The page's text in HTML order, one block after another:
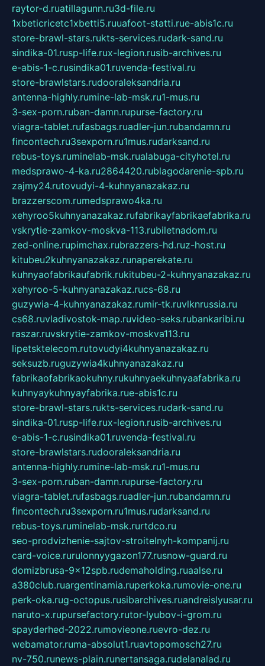
raytor-d.ruatillagunn.ru3d-file.ru
1xbeticricetc1xbetti5.ruuafoot-statti.rue-abis1c.ru
store-brawl-stars.rukts-services.rudark-sand.ru
sindika-01.rusp-life.rux-legion.rusib-archives.ru
e-abis-1-c.rusindika01.ruvenda-festival.ru
store-brawlstars.rudooraleksandria.ru
antenna-highly.rumine-lab-msk.ru1-mus.ru
3-sex-porn.ruban-damn.rupurse-factory.ru
viagra-tablet.rufasbags.ruadler-jun.rubandamn.ru
fincontech.ru3sexporn.ru1mus.rudarksand.ru
rebus-toys.ruminelab-msk.rualabuga-cityhotel.ru
medsprawo-4-ka.ru2864420.rublagodarenie-spb.ru
zajmy24.rutovudyi-4-kuhnyanazakaz.ru
brazzerscom.rumedsprawo4ka.ru
xehyroo5kuhnyanazakaz.rufabrikayfabrikaefabrika.ru
vskrytie-zamkov-moskva-113.rubiletnadom.ru
zed-online.rupimchax.rubrazzers-hd.ruz-host.ru
kitubeu2kuhnyanazakaz.runaperekate.ru
kuhnyaofabrikaufabrik.rukitubeu-2-kuhnyanazakaz.ru
xehyroo-5-kuhnyanazakaz.rucs-68.ru
guzywia-4-kuhnyanazakaz.rumir-tk.ruvlknrussia.ru
cs68.ruvladivostok-map.ruvideo-seks.rubankaribi.ru
raszar.ruvskrytie-zamkov-moskva113.ru
lipetsktelecom.rutovudyi4kuhnyanazakaz.ru
seksuzb.ruguzywia4kuhnyanazakaz.ru
fabrikaofabrikaokuhny.rukuhnyaekuhnyaafabrika.ru
kuhnyaykuhnyayfabrika.rue-abis1c.ru
store-brawl-stars.rukts-services.rudark-sand.ru
sindika-01.rusp-life.rux-legion.rusib-archives.ru
e-abis-1-c.rusindika01.ruvenda-festival.ru
store-brawlstars.rudooraleksandria.ru
antenna-highly.rumine-lab-msk.ru1-mus.ru
3-sex-porn.ruban-damn.rupurse-factory.ru
viagra-tablet.rufasbags.ruadler-jun.rubandamn.ru
fincontech.ru3sexporn.ru1mus.rudarksand.ru
rebus-toys.ruminelab-msk.rurtdco.ru
seo-prodvizhenie-sajtov-stroitelnyh-kompanij.ru
card-voice.rurulonnyygazon177.rusnow-guard.ru
domizbrusa-9x12spb.rudemaholding.ruaalse.ru
a380club.ruargentinamia.ruperkoka.rumovie-one.ru
perk-oka.rug-octopus.rusibarchives.ruandreislyusar.ru
naruto-x.rupursefactory.rutor-lyubov-i-grom.ru
spayderhed-2022.rumovieone.ruevro-dez.ru
webamator.ruma-absolut1.ruavtopomosch27.ru
nv-750.runews-plain.runertansaga.rudelanalad.ru